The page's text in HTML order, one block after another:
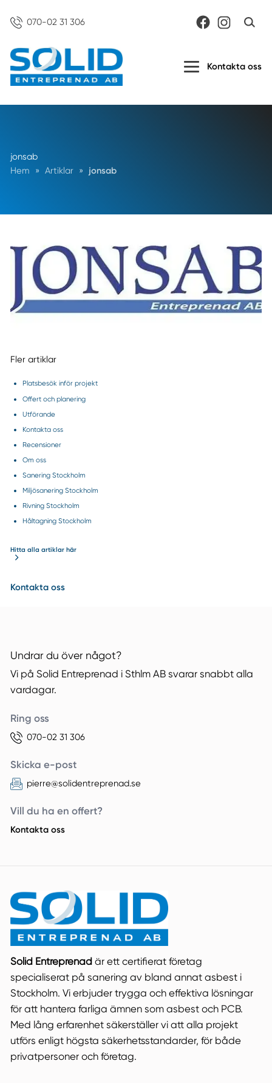
070-02 31 306
Kontakta oss
jonsab
Hem
» Artiklar » jonsab
Fler artiklar
Platsbesök inför projekt
Offert och planering
Utförande
Kontakta oss
Recensioner
Om oss
Sanering Stockholm
Miljösanering Stockholm
Rivning Stockholm
Håltagning Stockholm
Hitta alla artiklar här
Kontakta oss
Undrar du över något?
Vi på Solid Entreprenad i Sthlm AB svarar snabbt alla
vardagar.
Ring oss
070-02 31 306
Skicka e-post
pierre@solidentreprenad.se
Vill du ha en offert?
Kontakta oss
Solid Entreprenadär ett certifierat företag
specialiserat på sanering av bland annat asbest i
Stockholm. Vi erbjuder trygga och effektiva lösningar
för att hantera farliga ämnen som asbest och PCB.
Med lång erfarenhet säkerställer vi att alla projekt
utförs enligt högsta säkerhetsstandarder, för både
privatpersoner och företag.